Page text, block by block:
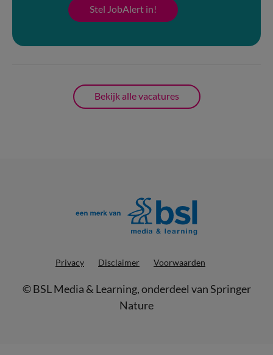
Stel JobAlert in!
Bekijk alle vacatures
Privacy Disclaimer Voorwaarden
©BSL Media & Learning, onderdeel vanSpringer
Nature